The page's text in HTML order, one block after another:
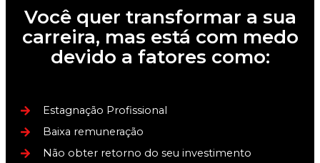
Você quer transformar a sua
carreira, mas está com medo
devido a fatores como:
Estagnação Profissional
Baixa remuneração
Não obter retorno do seu investimento